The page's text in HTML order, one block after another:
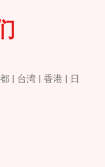
| 台湾 | 香港 | 日